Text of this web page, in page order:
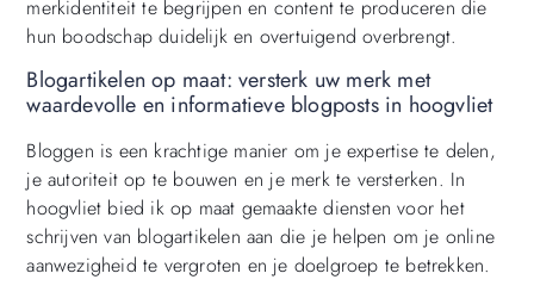
merkidentiteit te begrijpen en content te produceren die
hun boodschap duidelijk en overtuigend overbrengt.
Blogartikelen op maat: versterk uw merk met
waardevolle en informatieve blogposts in hoogvliet
Bloggen is een krachtige manier om je expertise te delen,
je autoriteit op te bouwen en je merk te versterken. In
hoogvliet bied ik op maat gemaakte diensten voor het
schrijven van blogartikelen aan die je helpen om je online
aanwezigheid te vergroten en je doelgroep te betrekken.